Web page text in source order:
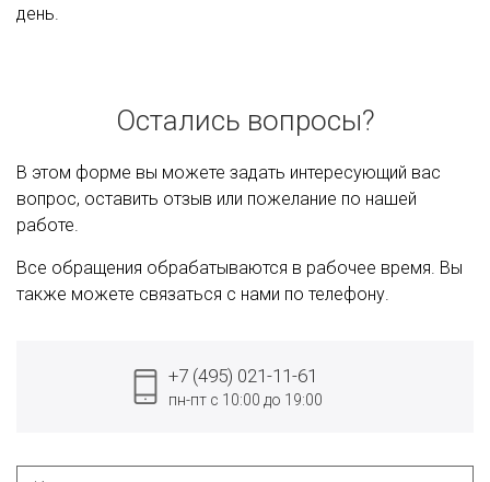
день.
Остались вопросы?
В этом форме вы можете задать интересующий вас
вопрос, оставить отзыв или пожелание по нашей
работе.
Все обращения обрабатываются в рабочее время. Вы
также можете связаться с нами по телефону.
+7 (495) 021-11-61
пн-пт с 10:00 до 19:00